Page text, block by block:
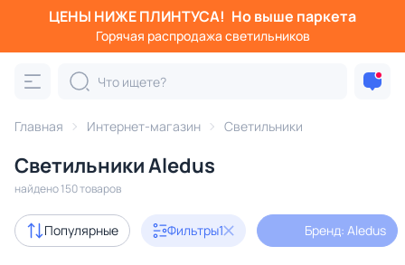
ЦЕНЫ НИЖЕ ПЛИНТУСА! Но выше паркета
Горячая распродажа светильников
Главная Интернет-магазин Светильники
Светильники Aledus
найдено 150 товаров
Популярные Фильтры1 Бренд: Aledus
Фильтры
Категория:
Люстры Подвесные светильники
В наличии 143